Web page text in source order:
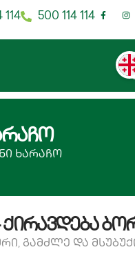
114 500 114 114
ხარაჩო
გამძლე და